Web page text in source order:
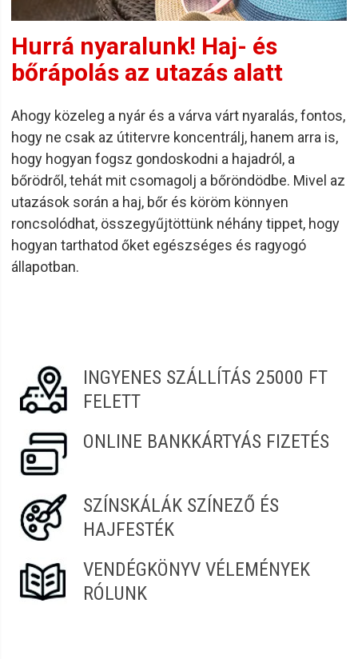
Hurrá nyaralunk! Haj- és
bőrápolás az utazás alatt
Ahogy közeleg a nyár és a várva várt nyaralás, fontos,
hogy ne csak az útitervre koncentrálj, hanem arra is,
hogy hogyan fogsz gondoskodni a hajadról, a
bőrödről, tehát mit csomagolj a bőröndödbe. Mivel az
utazások során a haj, bőr és köröm könnyen
roncsolódhat, összegyűjtöttünk néhány tippet, hogy
hogyan tarthatod őket egészséges és ragyogó
állapotban.
INGYENES SZÁLLÍTÁS 25000 FT
FELETT
ONLINE BANKKÁRTYÁS FIZETÉS
SZÍNSKÁLÁK SZÍNEZŐ ÉS
HAJFESTÉK
VENDÉGKÖNYV VÉLEMÉNYEK
RÓLUNK